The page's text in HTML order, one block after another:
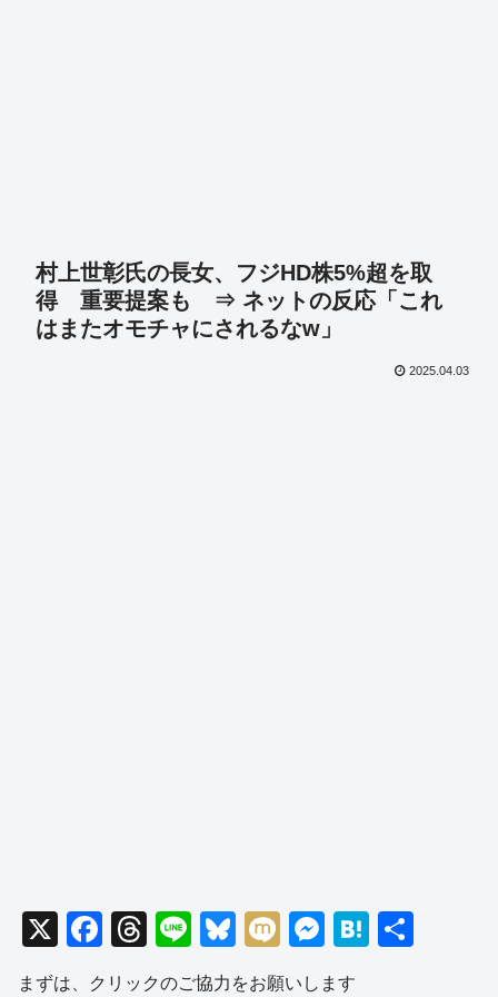
村上世彰氏の長女、フジHD株5%超を取
得 重要提案も ⇒ ネットの反応「これ
はまたオモチャにされるなw」
2025.04.03
X
F
a
T
hr
Li
n
Bl
u
M
ixi
M
e
H
まずは、クリックのご協力をお願いします